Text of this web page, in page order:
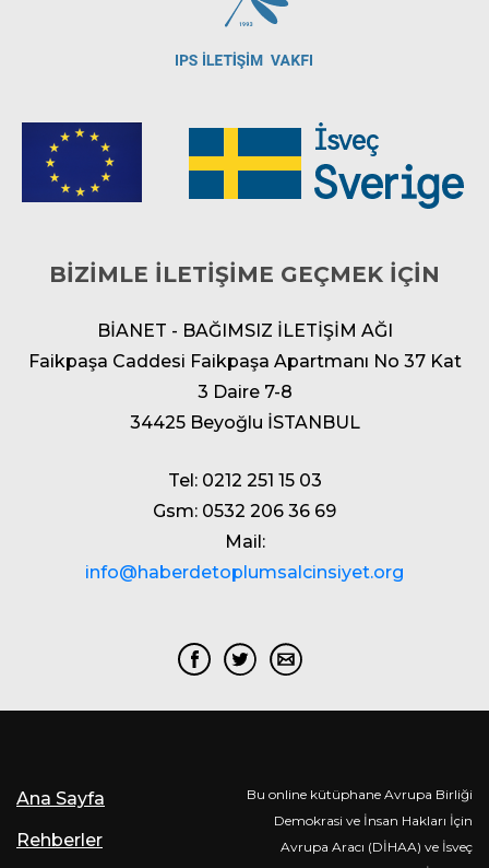
BİZİMLE İLETİŞİME GEÇMEK İÇİN
BİANET - BAĞIMSIZ İLETİŞİM AĞI
Faikpaşa Caddesi Faikpaşa Apartmanı No 37 Kat
3 Daire 7-8
34425 Beyoğlu İSTANBUL
Tel: 0212 251 15 03
Gsm: 0532 206 36 69
Mail:
info@haberdetoplumsalcinsiyet.org
Ana Sayfa
Rehberler
Bu online kütüphane Avrupa Birliği
Demokrasi ve İnsan Hakları İçin
Avrupa Aracı (DİHAA) ve İsveç